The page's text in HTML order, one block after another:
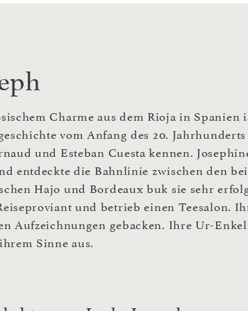
Charme aus dem Rioja in
vom Anfang des 20.
und Esteban Cuesta kennen.
entdeckte die Bahnlinie zwischen den
Hajo und Bordeaux buk sie sehr
und betrieb einen Teesalon.
Aufzeichnungen gebacken. Ihre Ur-
Sinne aus.